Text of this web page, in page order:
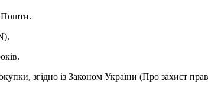
Пошти.
згідно із Законом України (Про захист